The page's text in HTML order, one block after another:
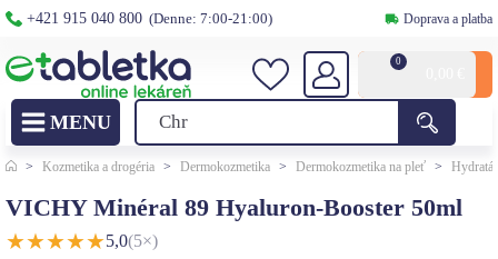
+421 915 040 800 (Denne: 7:00-21:00) Doprava a platba
0
> Kozmetika a drogéria > Dermokozmetika > Dermokozmetika na pleť >
VICHY Minéral 89 Hyaluron-Booster 50ml
★★★★★5,0(5×)